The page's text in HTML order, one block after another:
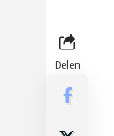
Delen